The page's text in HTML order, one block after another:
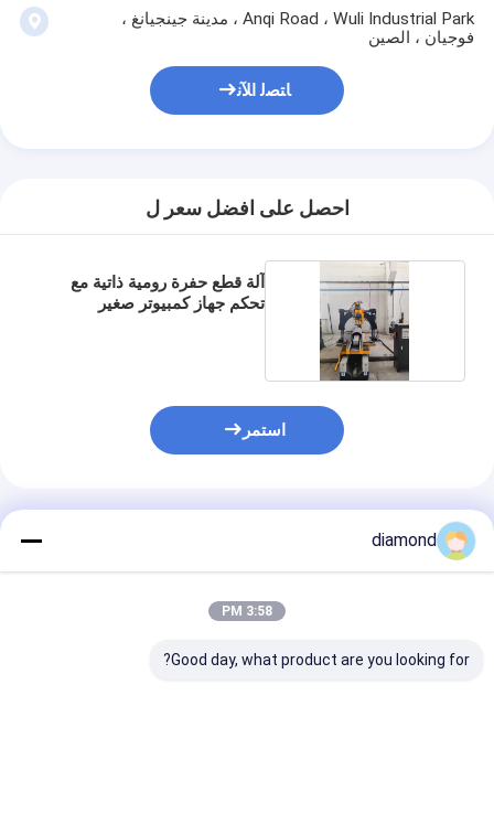
Anqi Road ، Wuli Industrial Park ، مدينة جينجيانغ ،
فوجيان ، الصين
ﺎﺘﺼﻟ ﺍﻶﻧ
احصل على افضل سعر ل
آلة قطع حفرة رومية ذاتية مع
تحكم جهاز كمبيوتر صغير
استمر
المنتجات الموصى بها
diamond
3:58 PM
Good day, what product are you looking for?